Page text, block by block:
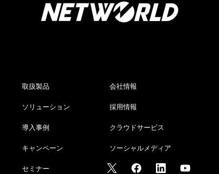
取扱製品
ソリューション
導入事例
キャンペーン
セミナー
会社情報
採用情報
クラウドサービス
ソーシャルメディア